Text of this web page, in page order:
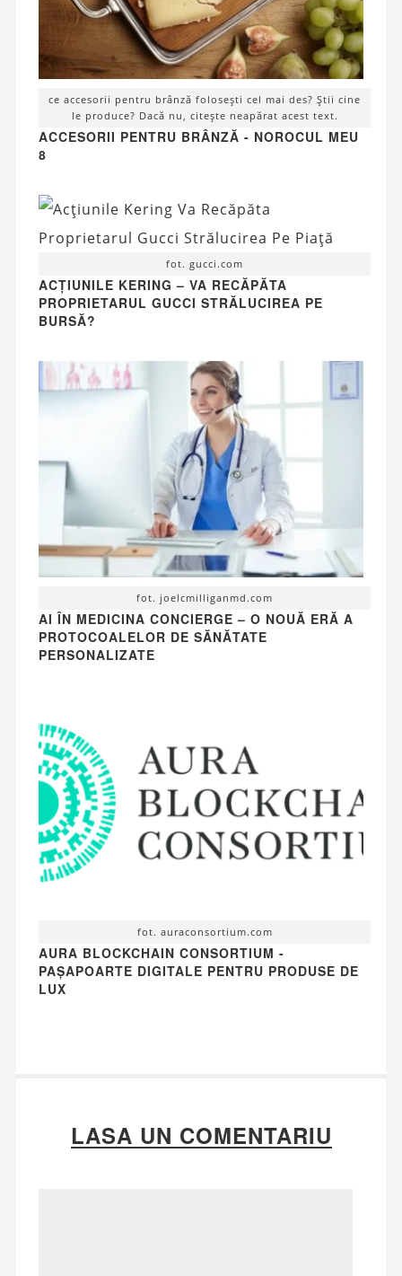
ce accesorii pentru brânză folosești cel mai des? Știi cine
le produce? Dacă nu, citește neapărat acest text.
ACCESORII PENTRU BRÂNZĂ - NOROCUL MEU
8
fot. gucci.com
ACȚIUNILE KERING – VA RECĂPĂTA
PROPRIETARUL GUCCI STRĂLUCIREA PE
BURSĂ?
fot. joelcmilliganmd.com
AI ÎN MEDICINA CONCIERGE – O NOUĂ ERĂ A
PROTOCOALELOR DE SĂNĂTATE
PERSONALIZATE
fot. auraconsortium.com
AURA BLOCKCHAIN CONSORTIUM -
PAȘAPOARTE DIGITALE PENTRU PRODUSE DE
LUX
LASA UN COMENTARIU